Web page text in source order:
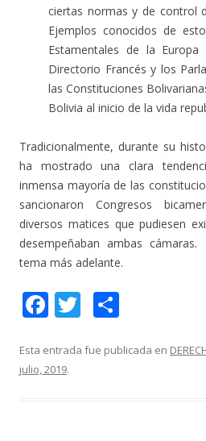
ciertas normas y de control
Ejemplos conocidos de
Estamentales de la
Directorio Francés y los
las Constituciones
Bolivia al inicio de la vida
Tradicionalmente, durante su
ha mostrado una clara
inmensa mayoría de las
sancionaron Congresos
diversos matices que pudiesen
desempeñaban ambas
tema más adelante.
F
e
b
T
itt m
Esta entrada fue publicada en
julio, 2019.